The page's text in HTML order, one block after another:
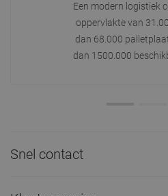
Een modern logistiek
oppervlakte van
dan 68.000
dan 1500.000
Snel contact